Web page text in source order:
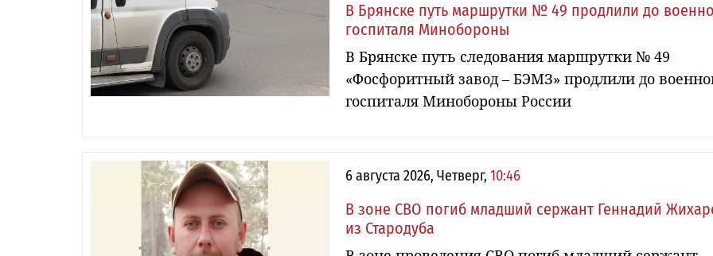
В Брянске путь маршрутки № 49 продлили до
госпиталя Минобороны
В Брянске путь следования маршрутки № 49
«Фосфоритный завод – БЭМЗ» продлили до
госпиталя Минобороны России
6 августа 2026, Четверг, 10:46
В зоне СВО погиб младший сержант Геннадий
из Стародуба